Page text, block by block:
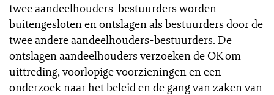
twee aandeelhouders-bestuurders worden
buitengesloten en ontslagen als bestuurders door de
twee andere aandeelhouders-bestuurders. De
ontslagen aandeelhouders verzoeken de OK om
uittreding, voorlopige voorzieningen en een
onderzoek naar het beleid en de gang van zaken van